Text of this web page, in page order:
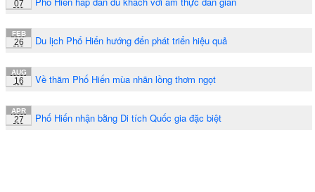
07
FEB
26 Du lịch Phố Hiến hướng đến phát triển hiệu quả
AUG
16 Về thăm Phố Hiến mùa nhãn lồng thơm ngọt
APR
27 Phố Hiến nhận bằng Di tích Quốc gia đặc biệt